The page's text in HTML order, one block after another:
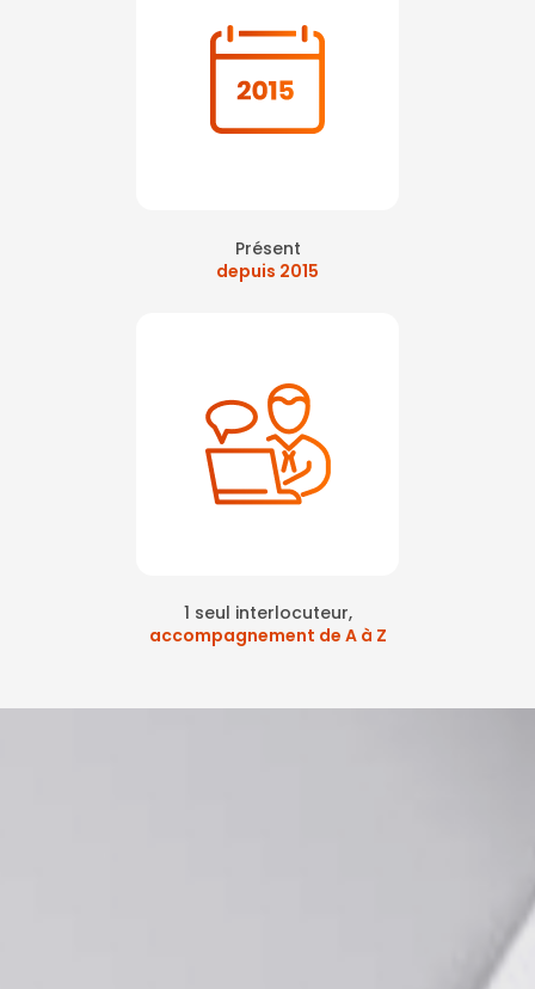
Présent
depuis 2015
1 seul interlocuteur,
accompagnement de A à Z